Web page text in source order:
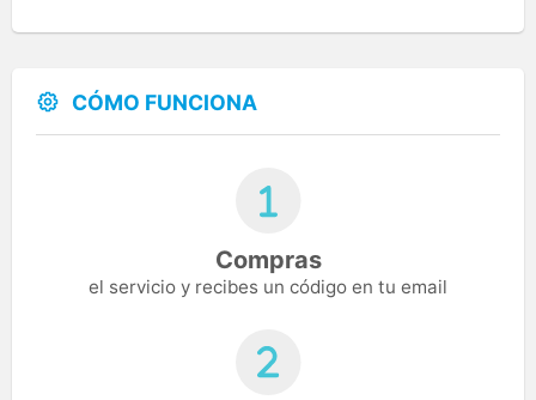
CÓMO FUNCIONA
Compras
el servicio y recibes un código en tu email